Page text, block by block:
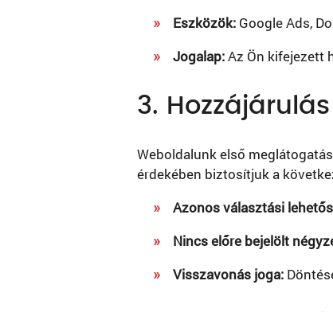
Eszközök: Google Ads,
Jogalap:Az Ön kifejezett
3.
Weboldalunk első
érdekében biztosítjuk a
Azonos választási
Nincs előre bejelölt
Visszavonás joga: